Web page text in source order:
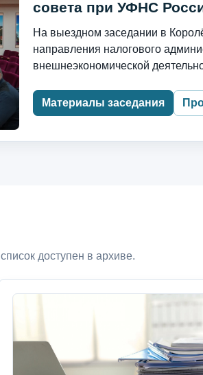
совета при УФНС
На выездном заседании в
направления налогового
внешнеэкономической
Материалы заседания
доступен в архиве.